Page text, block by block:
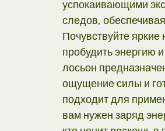
успокаивающими
следов,
Почувствуйте яркие
пробудить энергию
лосьон
ощущение силы и
подходит для
вам нужен заряд